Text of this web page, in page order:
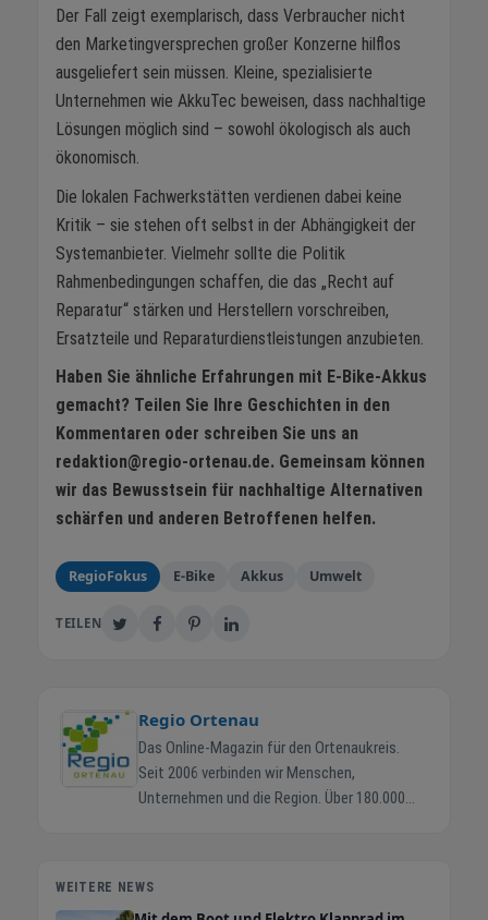
Der Fall zeigt exemplarisch, dass Verbraucher nicht
den Marketingversprechen großer Konzerne hilflos
ausgeliefert sein müssen. Kleine, spezialisierte
Unternehmen wie AkkuTec beweisen, dass nachhaltige
Lösungen möglich sind – sowohl ökologisch als auch
ökonomisch.
Die lokalen Fachwerkstätten verdienen dabei keine
Kritik – sie stehen oft selbst in der Abhängigkeit der
Systemanbieter. Vielmehr sollte die Politik
Rahmenbedingungen schaffen, die das „Recht auf
Reparatur“ stärken und Herstellern vorschreiben,
Ersatzteile und Reparaturdienstleistungen anzubieten.
Haben Sie ähnliche Erfahrungen mit E-Bike-Akkus
gemacht? Teilen Sie Ihre Geschichten in den
Kommentaren oder schreiben Sie uns an
redaktion@regio-ortenau.de. Gemeinsam können
wir das Bewusstsein für nachhaltige Alternativen
schärfen und anderen Betroffenen helfen.
RegioFokus E-Bike Akkus Umwelt
TEILEN
Regio Ortenau
Das Online-Magazin für den Ortenaukreis.
Seit 2006 verbinden wir Menschen,
Unternehmen und die Region. Über 180.000
aktuelle Termine, Veranstaltungen, lokale
WEITERE NEWS